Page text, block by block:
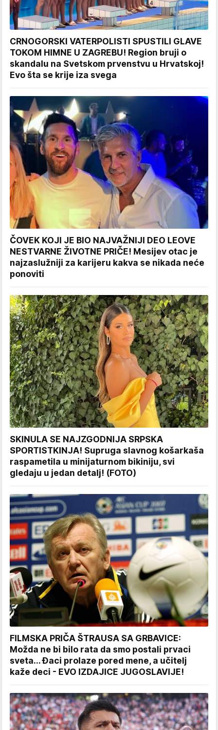
CRNOGORSKI VATERPOLISTI SPUSTILI GLAVE
TOKOM HIMNE U ZAGREBU! Region bruji o
skandalu na Svetskom prvenstvu u Hrvatskoj!
Evo šta se krije iza svega
ČOVEK KOJI JE BIO NAJVAŽNIJI DEO LEOVE
NESTVARNE ŽIVOTNE PRIČE! Mesijev otac je
najzaslužniji za karijeru kakva se nikada neće
ponoviti
SKINULA SE NAJZGODNIJA SRPSKA
SPORTISTKINJA! Supruga slavnog košarkaša
raspametila u minijaturnom bikiniju, svi
gledaju u jedan detalj! (FOTO)
FILMSKA PRIČA ŠTRAUSA SA GRBAVICE:
Možda ne bi bilo rata da smo postali prvaci
sveta... Đaci prolaze pored mene, a učitelj
kaže deci - EVO IZDAJICE JUGOSLAVIJE!